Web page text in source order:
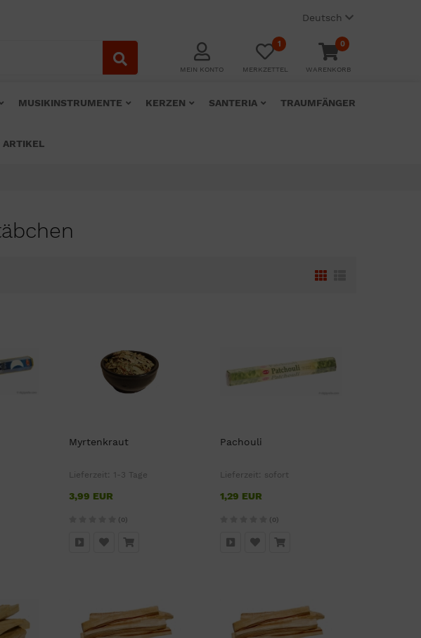
Deutsch
MEIN KONTO
1
MERKZETTEL
0
WARENKORB
MUSIKINSTRUMENTE KERZEN SANTERIA TRAUMFÄNGER
ARTIKEL
Myrtenkraut
Lieferzeit: 1-3 Tage
3,99 EUR
(0)
Pachouli
Lieferzeit: sofort
1,29 EUR
(0)